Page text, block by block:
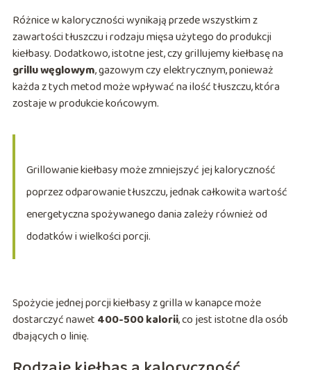
Różnice w kaloryczności wynikają przede wszystkim z
zawartości tłuszczu i rodzaju mięsa użytego do produkcji
kiełbasy. Dodatkowo, istotne jest, czy grillujemy kiełbasę na
grillu węglowym, gazowym czy elektrycznym, ponieważ
każda z tych metod może wpływać na ilość tłuszczu, która
zostaje w produkcie końcowym.
Grillowanie kiełbasy może zmniejszyć jej kaloryczność
poprzez odparowanie tłuszczu, jednak całkowita wartość
energetyczna spożywanego dania zależy również od
dodatków i wielkości porcji.
Spożycie jednej porcji kiełbasy z grilla w kanapce może
dostarczyć nawet 400-500 kalorii, co jest istotne dla osób
dbających o linię.